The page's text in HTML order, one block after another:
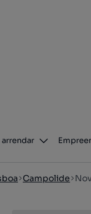
arrendar
Campolide